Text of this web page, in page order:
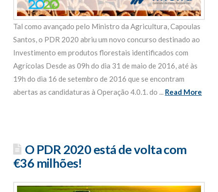
Tal como avançado pelo Ministro da Agricultura, Capoulas
Santos, o PDR 2020 abriu um novo concurso destinado ao
Investimento em produtos florestais identificados com
Agrícolas Desde as 09h do dia 31 de maio de 2016, até às
19h do dia 16 de setembro de 2016 que se encontram
abertas as candidaturas à Operação 4.0.1. do ... Read More
O PDR 2020 está de volta com
€36 milhões!